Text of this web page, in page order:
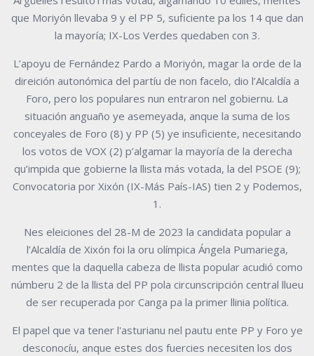
que Moriyón llevaba 9 y el PP 5, suficiente pa los 14 que dan
la mayoría; IX-Los Verdes quedaben con 3.
L’apoyu de Fernández Pardo a Moriyón, magar la orde de la
direición autonómica del partíu de non facelo, dio l’Alcaldía a
Foro, pero los populares nun entraron nel gobiernu. La
situación anguaño ye asemeyada, anque la suma de los
conceyales de Foro (8) y PP (5) ye insuficiente, necesitando
los votos de VOX (2) p’algamar la mayoría de la derecha
qu’impida que gobierne la llista más votada, la del PSOE (9);
Convocatoria por Xixón (IX-Más País-IAS) tien 2 y Podemos,
1.
Nes eleiciones del 28-M de 2023 la candidata popular a
l’Alcaldía de Xixón foi la oru olímpica Ángela Pumariega,
mentes que la daquella cabeza de llista popular acudió como
númberu 2 de la llista del PP pola circunscripción central llueu
de ser recuperada por Canga pa la primer llinia política.
El papel que va tener l'asturianu nel pautu ente PP y Foro ye
desconocíu, anque estes dos fuercies necesiten los dos